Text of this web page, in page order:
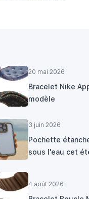
20 mai 2026
Bracelet Nike
modèle
3 juin 2026
Pochette
sous l'eau cet
4 août 2026